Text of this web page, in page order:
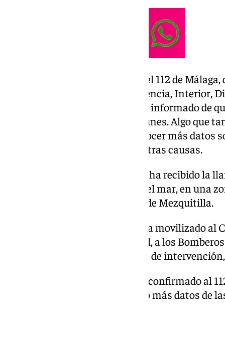
Los servicios de Emergencias del 112 de
la Consejería de Interior Presidencia, Interior,
Administrativa de la Junta, han informado de
producido al mediodía de este lunes. Algo que
municipales, a la espera de conocer más datos
muerte natural o han influido otras causas.
A las 13.40 horas el teléfono 112 ha recibido la
divisaba un cuerpo flotando en el mar, en una
frente a la calle Red en la playa de Mezquitilla.
Desde la sala coordinadora se ha movilizado al
Sanitarias 061, a la Policía Local, a los
ha activado a uno de sus grupos de
Fuentes de la Guardia Civil han confirmado al
de momento hayan trascendido más datos de